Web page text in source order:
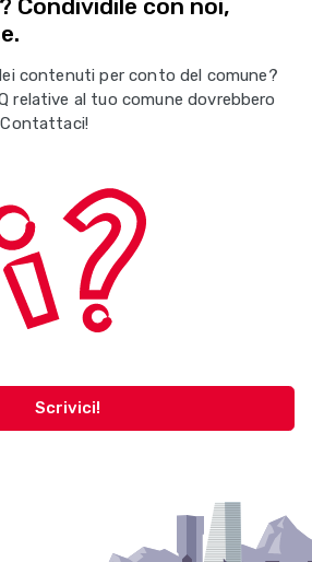
Condividile con noi,
contenuti per conto del comune?
relative al tuo comune dovrebbero
Scrivici!